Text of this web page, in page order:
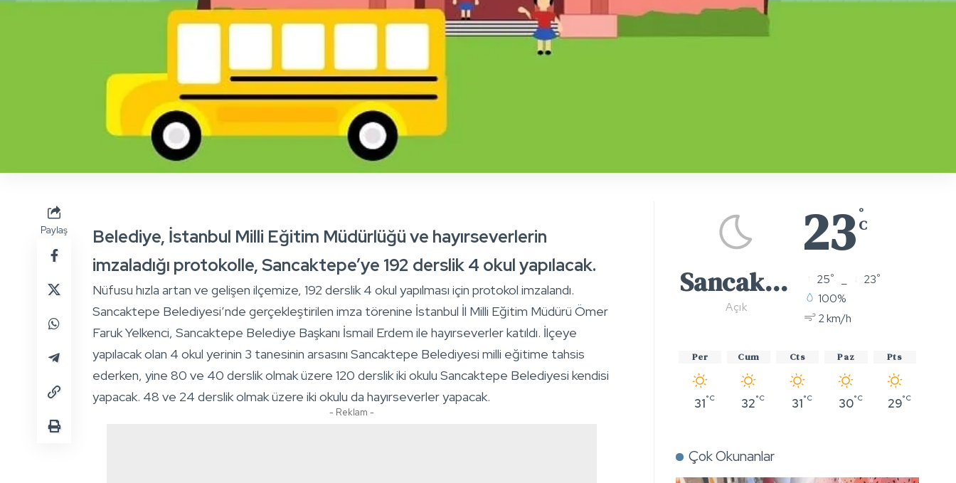
Paylaş
Belediye, İstanbul Milli Eğitim Müdürlüğü ve hayırseverlerin
imzaladığı protokolle, Sancaktepe’ye 192 derslik 4 okul yapılacak.
Nüfusu hızla artan ve gelişen ilçemize, 192 derslik 4 okul yapılması için protokol imzalandı.
Sancaktepe Belediyesi’nde gerçekleştirilen imza törenine İstanbul İl Milli Eğitim Müdürü Ömer
Faruk Yelkenci, Sancaktepe Belediye Başkanı İsmail Erdem ile hayırseverler katıldı. İlçeye
yapılacak olan 4 okul yerinin 3 tanesinin arsasını Sancaktepe Belediyesi milli eğitime tahsis
ederken, yine 80 ve 40 derslik olmak üzere 120 derslik iki okulu Sancaktepe Belediyesi kendisi
yapacak. 48 ve 24 derslik olmak üzere iki okulu da hayırseverler yapacak.
- Reklam -
23 °
C
Sancaktepe
Açık
25° 23°
100%
2 km/h
Per
31°C
Cum
32°C
Cts
31°C
Paz
30°C
Pts
29°C
Çok Okunanlar